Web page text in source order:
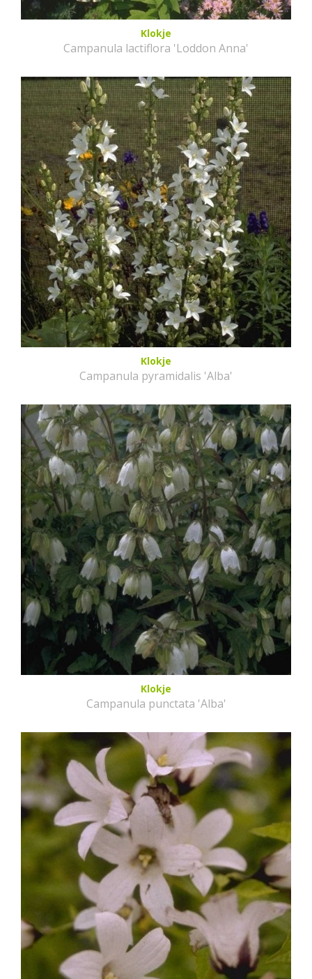
Klokje
Campanula lactiflora 'Loddon Anna'
Klokje
Campanula pyramidalis 'Alba'
Klokje
Campanula punctata 'Alba'